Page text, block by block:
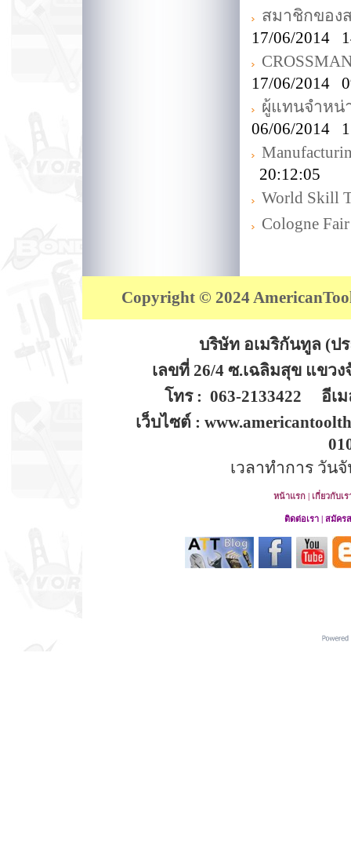
สมาชิกของ
17/06/2014
17/06/2014
ผู้แทนจำหน่
06/06/2014
20:12:05
World Skill
Cologne
Copyright © 2024
บริษัท อเมริกันทูล (ป
เลขที่ 26/4 ซ.เฉลิมสุข แขวง
โทร : 063-2133422 อีเม
เว็บไซต์ :
เวลาทำการ วัน
หน้าแรก | เกี่ยวกับเร
ติดต่อเรา | สมัคร